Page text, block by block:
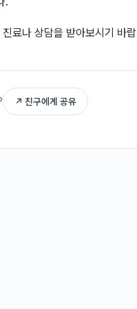
료나 상담을 받아보시기 바
↗ 친구에게 공유